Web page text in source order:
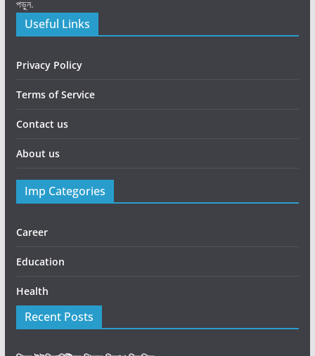
পড়ুন.
Useful Links
Privacy Policy
Terms of Service
Contact us
About us
Imp Categories
Career
Education
Health
Recent Posts